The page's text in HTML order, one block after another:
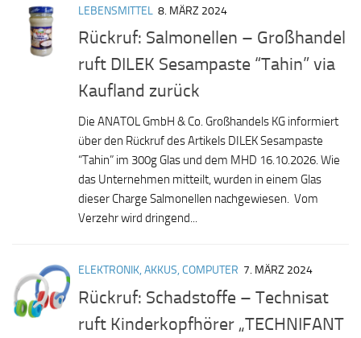
LEBENSMITTEL 8. MÄRZ 2024
Rückruf: Salmonellen – Großhandel
ruft DILEK Sesampaste “Tahin” via
Kaufland zurück
Die ANATOL GmbH & Co. Großhandels KG informiert
über den Rückruf des Artikels DILEK Sesampaste
“Tahin” im 300g Glas und dem MHD 16.10.2026. Wie
das Unternehmen mitteilt, wurden in einem Glas
dieser Charge Salmonellen nachgewiesen. Vom
Verzehr wird dringend...
ELEKTRONIK, AKKUS, COMPUTER 7. MÄRZ 2024
Rückruf: Schadstoffe – Technisat
ruft Kinderkopfhörer „TECHNIFANT